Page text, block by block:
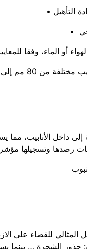
التأهيل •
•
أو الماء، وفقا
مدى توافر بأقطار مختلفة
داخل الأنابيب، مما
رصدها وتسجيلها
المثالي للقضاء على
جذور الشجرة … بينما